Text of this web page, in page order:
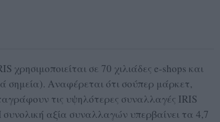
χρησιμοποιείται σε 70 χιλιάδες e-shops και
σημεία). Αναφέρεται ότι σούπερ μάρκετ,
τις υψηλότερες συναλλαγές IRIS
συνολική αξία συναλλαγών υπερβαίνει τα 4,7